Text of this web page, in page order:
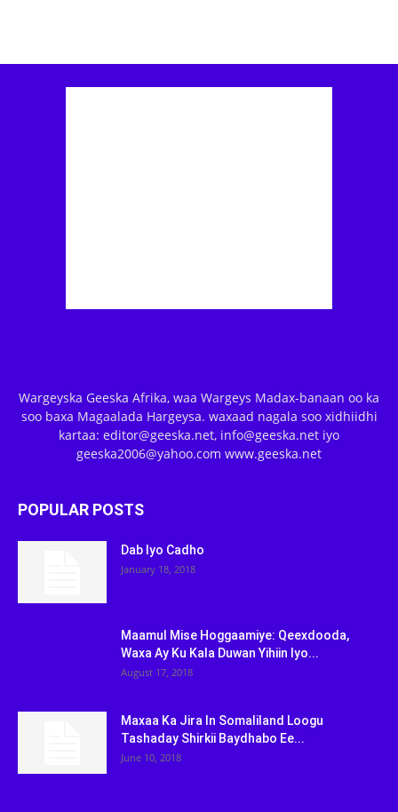
Wargeyska Geeska Afrika, waa Wargeys Madax-banaan oo ka
soo baxa Magaalada Hargeysa. waxaad nagala soo xidhiidhi
kartaa: editor@geeska.net, info@geeska.net iyo
geeska2006@yahoo.com www.geeska.net
POPULAR POSTS
Dab Iyo Cadho
January 18, 2018
Maamul Mise Hoggaamiye: Qeexdooda,
Waxa Ay Ku Kala Duwan Yihiin Iyo...
August 17, 2018
Maxaa Ka Jira In Somaliland Loogu
Tashaday Shirkii Baydhabo Ee...
June 10, 2018